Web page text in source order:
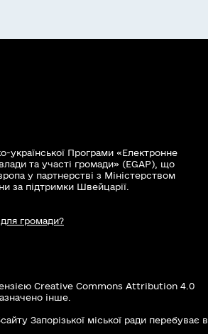
Програми «Електронне
та участі громади» (EGAP), що
у партнерстві з Міністерством
за підтримки Швейцарії.
громади?
Creative Commons Attribution 4.0
інше.
Запорізької міської ради перебуває в